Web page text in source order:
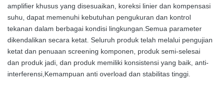
amplifier khusus yang disesuaikan, koreksi linier dan kompensasi
suhu, dapat memenuhi kebutuhan pengukuran dan kontrol
tekanan dalam berbagai kondisi lingkungan.Semua parameter
dikendalikan secara ketat. Seluruh produk telah melalui pengujian
ketat dan penuaan screening komponen, produk semi-selesai
dan produk jadi, dan produk memiliki konsistensi yang baik, anti-
interferensi,Kemampuan anti overload dan stabilitas tinggi.